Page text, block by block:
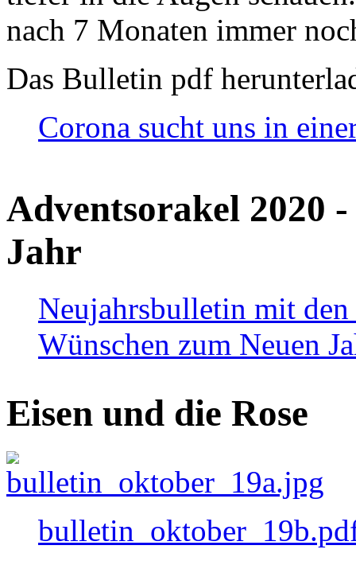
nach 7 Monaten immer
Das Bulletin pdf
Corona sucht uns in
Adventsorakel 2020
Jahr
Neujahrsbulletin mit den
Wünschen zum Neuen
Eisen und die Rose